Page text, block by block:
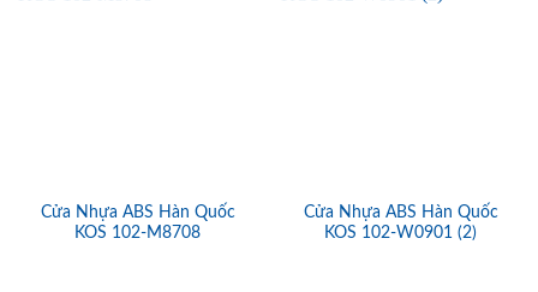
Cửa Nhựa ABS Hàn Quốc
KOS 102-M8708
Cửa Nhựa ABS Hàn Quốc
KOS 102-W0901 (2)